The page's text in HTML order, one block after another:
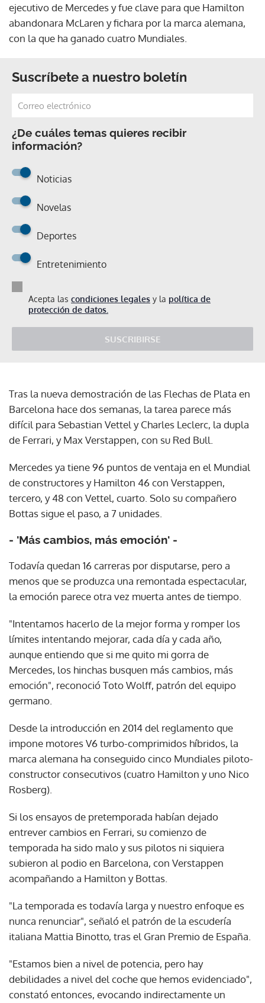
ejecutivo de Mercedes y fue clave para que Hamilton
abandonara McLaren y fichara por la marca alemana,
con la que ha ganado cuatro Mundiales.
Suscríbete a nuestro boletín
¿De cuáles temas quieres recibir
información?
Noticias
Novelas
Deportes
Entretenimiento
Acepta las condiciones legales y la política de
protección de datos.
SUSCRIBIRSE
Tras la nueva demostración de las Flechas de Plata en
Barcelona hace dos semanas, la tarea parece más
difícil para Sebastian Vettel y Charles Leclerc, la dupla
de Ferrari, y Max Verstappen, con su Red Bull.
Mercedes ya tiene 96 puntos de ventaja en el Mundial
de constructores y Hamilton 46 con Verstappen,
tercero, y 48 con Vettel, cuarto. Solo su compañero
Bottas sigue el paso, a 7 unidades.
- 'Más cambios, más emoción' -
Todavía quedan 16 carreras por disputarse, pero a
menos que se produzca una remontada espectacular,
la emoción parece otra vez muerta antes de tiempo.
"Intentamos hacerlo de la mejor forma y romper los
límites intentando mejorar, cada día y cada año,
aunque entiendo que si me quito mi gorra de
Mercedes, los hinchas busquen más cambios, más
emoción", reconoció Toto Wolff, patrón del equipo
germano.
Desde la introducción en 2014 del reglamento que
impone motores V6 turbo-comprimidos híbridos, la
marca alemana ha conseguido cinco Mundiales piloto-
constructor consecutivos (cuatro Hamilton y uno Nico
Rosberg).
Si los ensayos de pretemporada habían dejado
entrever cambios en Ferrari, su comienzo de
temporada ha sido malo y sus pilotos ni siquiera
subieron al podio en Barcelona, con Verstappen
acompañando a Hamilton y Bottas.
"La temporada es todavía larga y nuestro enfoque es
nunca renunciar", señaló el patrón de la escudería
italiana Mattia Binotto, tras el Gran Premio de España.
"Estamos bien a nivel de potencia, pero hay
debilidades a nivel del coche que hemos evidenciado",
constató entonces, evocando indirectamente un